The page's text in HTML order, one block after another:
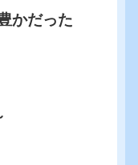
かだった